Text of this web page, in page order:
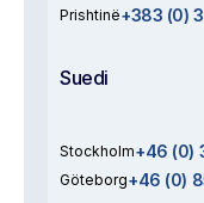
Prishtinë+383 (0)
Suedi
Stockholm+46 (0)
Göteborg+46 (0)